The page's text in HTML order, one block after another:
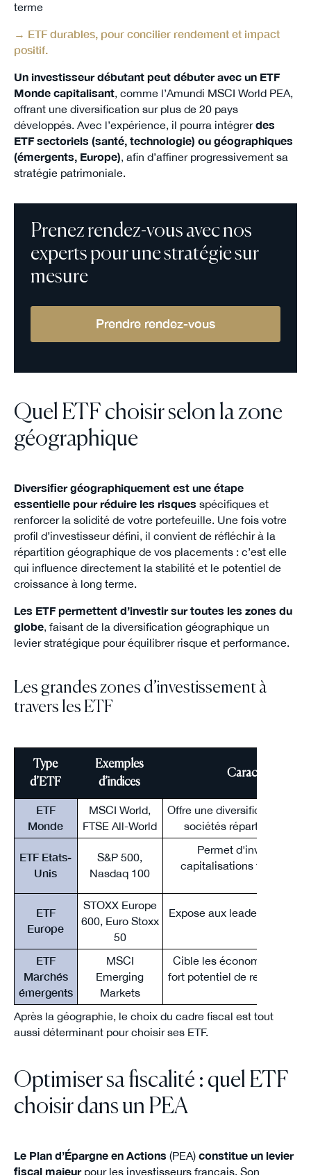
terme
→ ETF durables, pour concilier rendement et impact
positif.
Un investisseur débutant peut débuter avec un ETF
Monde capitalisant, comme l’Amundi MSCI World PEA,
offrant une diversification sur plus de 20 pays
développés. Avec l’expérience, il pourra intégrerdes
ETF sectoriels (santé, technologie) ou géographiques
(émergents, Europe), afin d’affiner progressivement sa
stratégie patrimoniale.
Prenez rendez-vous avec nos
experts pour une stratégie sur
mesure
Prendre rendez-vous
Quel ETF choisir selon la zone
géographique
Diversifier géographiquement est une étape
essentielle pour réduire les risques spécifiques et
renforcer la solidité de votre portefeuille. Une fois votre
profil d’investisseur défini, il convient de réfléchir à la
répartition géographique de vos placements : c’est elle
qui influence directement la stabilité et le potentiel de
croissance à long terme.
Les ETF permettent d’investir sur toutes les zones du
globe, faisant de la diversification géographique un
levier stratégique pour équilibrer risque et performance.
Les grandes zones d’investissement à
travers les ETF
Type
d’ETF
Exemples
d’indices
Caractéristiques
ETF
Monde
MSCI World,
FTSE All-World
Offre une diversification
sociétés réparties dans
ETF Etats-
Unis
S&P 500,
Nasdaq 100
Permet d'investir
capitalisations
ETF
Europe
STOXX Europe
600, Euro Stoxx
50
Expose aux leaders
ETF
Marchés
émergents
MSCI
Emerging
Markets
Cible les économies en
fort potentiel de rendement
Après la géographie, le choix du cadre fiscal est tout
aussi déterminant pour choisir ses ETF.
Optimiser sa fiscalité : quel ETF
choisir dans un PEA
Le Plan d’Épargne en Actions (PEA) constitue un levier
fiscal majeurpour les investisseurs français. Son